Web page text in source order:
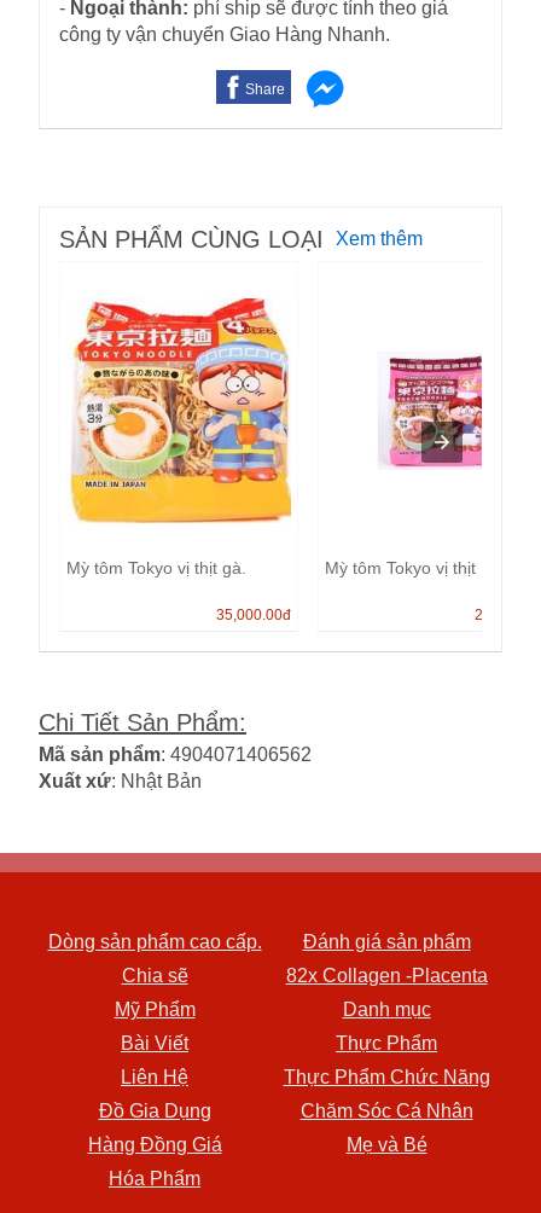
- Ngoại thành: phí ship sẽ được tính theo giá
công ty vận chuyển Giao Hàng Nhanh.
Share
SẢN PHẨM CÙNG LOẠI Xem thêm
Mỳ tôm Tokyo vị thịt gà.
35,000.00đ
Mỳ tôm Tokyo vị thịt
25,000.00
Chi Tiết Sản Phẩm:
Mã sản phẩm: 4904071406562
Xuất xứ: Nhật Bản
Dòng sản phẩm cao cấp.
Đánh giá sản phẩm
Chia sẽ
82x Collagen -Placenta
Mỹ Phẩm
Danh mục
Bài Viết
Thực Phẩm
Liên Hệ
Thực Phẩm Chức Năng
Đồ Gia Dụng
Chăm Sóc Cá Nhân
Hàng Đồng Giá
Mẹ và Bé
Hóa Phẩm